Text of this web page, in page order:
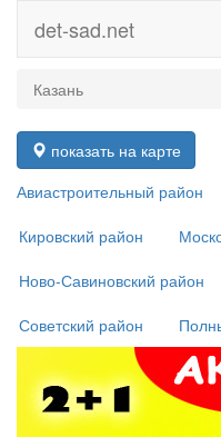
det-sad.net
Казань
показать на карте
Авиастроительный район
Кировский район
Ново-Савиновский район
Советский район